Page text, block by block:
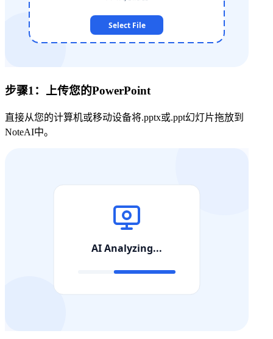
步骤1：上传您的PowerPoint
直接从您的计算机或移动设备将.pptx或.ppt幻灯片拖放到
NoteAI中。